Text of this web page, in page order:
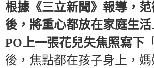
根據《三立新聞》報導，
後，將重心都放在家庭生
PO上一張花兒失焦照寫下
後，焦點都在孩子身上，